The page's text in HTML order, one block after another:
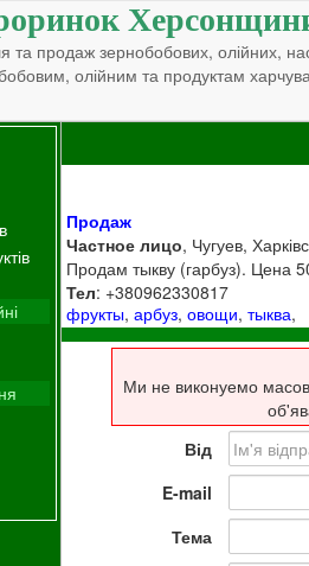
та продаж зернобобових, олійних,
олійним та продуктам
Продаж
Частное лицо, Чугуев,
Продам тыкву (гарбуз). Цена
Тел: +380962330817
фрукты,арбуз,овощи,тыква,
Ми не виконуемо
Від
E-mail
Тема